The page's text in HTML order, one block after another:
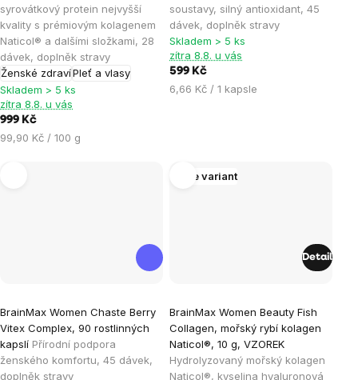
syrovátkový protein nejvyšší
kvality s prémiovým kolagenem
Naticol® a dalšími složkami, 28
dávek, doplněk stravy
Ženské zdravíPleť a vlasy
4,9
z
5
hvězdiček.
Skladem > 5 ks
zítra 8.8. u vás
999 Kč
Měrná
99,90 Kč / 100 g
soustavy, silný antioxidant, 45
dávek, doplněk stravy
5,0
z
5
hvězdiček.
Skladem > 5 ks
zítra 8.8. u vás
599 Kč
Měrná
6,66 Kč / 1 kapsle
BrainMax Women Chaste Berry
Vitex Complex, 90 rostlinných
kapslí Přírodní podpora
ženského komfortu, 45 dávek,
doplněk stravy
hodnocení
produktu
je
Více variant
BrainMax Women Beauty Fish
Collagen, mořský rybí kolagen
Naticol®, 10 g, VZOREK
Hydrolyzovaný mořský kolagen
Naticol®, kyselina hyaluronová
Detail